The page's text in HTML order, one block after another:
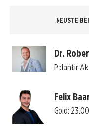
NEUSTE
Dr.
Palantir
Felix
Gold: